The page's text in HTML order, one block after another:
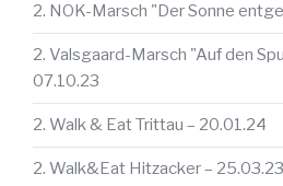
2. NOK-Marsch "Der Sonne
2. Valsgaard-Marsch "Auf den
07.10.23
2. Walk & Eat Trittau – 20.01.24
2. Walk&Eat Hitzacker – 25.03.23